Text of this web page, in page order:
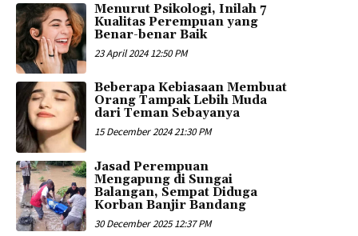
Menurut Psikologi, Inilah 7
Kualitas Perempuan yang
Benar-benar Baik
23 April 2024 12:50 PM
Beberapa Kebiasaan Membuat
Orang Tampak Lebih Muda
dari Teman Sebayanya
15 December 2024 21:30 PM
Jasad Perempuan
Mengapung di Sungai
Balangan, Sempat Diduga
Korban Banjir Bandang
30 December 2025 12:37 PM